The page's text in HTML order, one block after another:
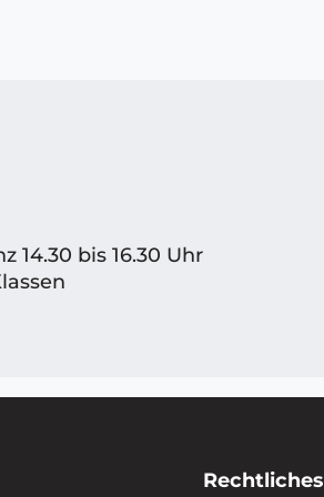
14.30 bis 16.30 Uhr
Rechtliches